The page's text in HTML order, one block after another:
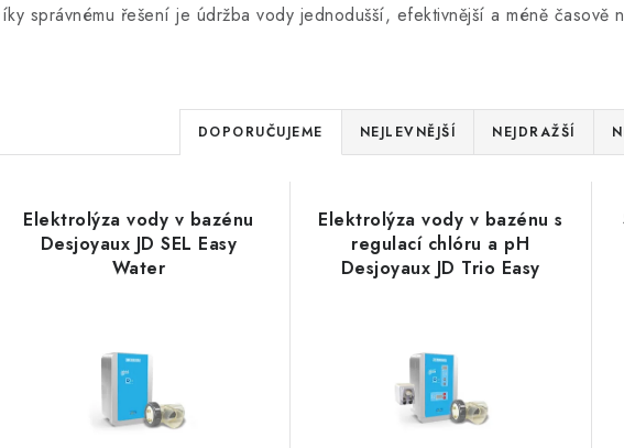
správnému řešení je údržba vody jednodušší, efektivnější a méně časově
Ř
a
z
e
r
DOPORUČUJEME NEJLEVNĚJŠÍ NEJDRAŽŠÍ
Elektrolýza vody v bazénu
Desjoyaux JD SEL Easy
Water
Elektrolýza vody v bazénu s
regulací chlóru a pH
Desjoyaux JD Trio Easy